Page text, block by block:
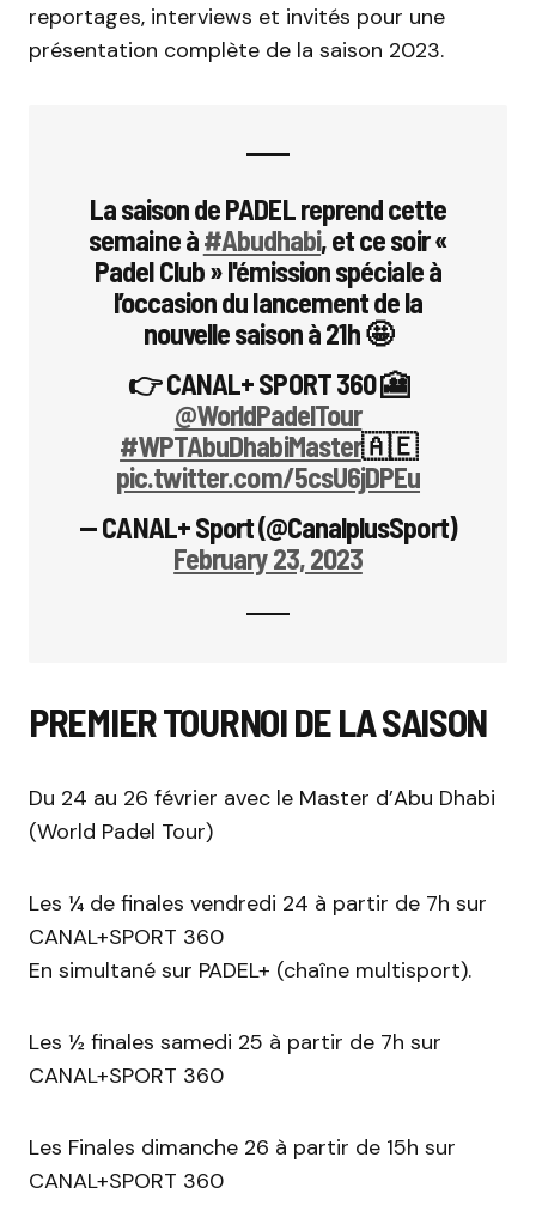
reportages, interviews et invités pour une
présentation complète de la saison 2023.
La saison de PADEL reprend cette
semaine à#Abudhabi, et ce soir «
Padel Club » l'émission spéciale à
l’occasion du lancement de la
nouvelle saison à 21h 🤩
👉 CANAL+ SPORT 360 🎦
@WorldPadelTour
#WPTAbuDhabiMaster🇦🇪
pic.twitter.com/5csU6jDPEu
— CANAL+ Sport (@CanalplusSport)
February 23, 2023
PREMIER TOURNOI DE LA SAISON
Du 24 au 26 février avec le Master d’Abu Dhabi
(World Padel Tour)
Les ¼ de finales vendredi 24 à partir de 7h sur
CANAL+SPORT 360
En simultané sur PADEL+ (chaîne multisport).
Les ½ finales samedi 25 à partir de 7h sur
CANAL+SPORT 360
Les Finales dimanche 26 à partir de 15h sur
CANAL+SPORT 360